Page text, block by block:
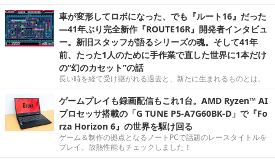
車が変形してロボになった、でも『ルート16』だった
―41年ぶり完全新作『ROUTE16R』開発者インタビュ
ー。新旧スタッフが語るシリーズの魂。そして41年
前、たった1人のために手作業で直した世界に1本だけ
の“幻のカセット”の話
長い時を経て受け継がれる過去と、新たに生まれるものとは。
ゲームプレイも録画配信もこれ1台。AMD Ryzen™ AI
プロセッサ搭載の「G TUNE P5-A7G60BK-D」で『Fo
rza Horizon 6』の世界を駆け回る
ゲーム＆制作の拠点となるノートPCで話題のレースタイトルを
プレイ。放熱性能もチェックしました！